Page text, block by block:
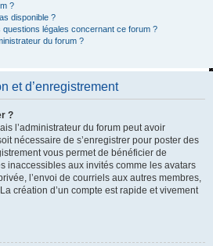
?
disponible ?
légales concernant ce forum ?
du forum ?
et d’enregistrement
?
l’administrateur du forum peut avoir
nécessaire de s’enregistrer pour poster des
vous permet de bénéficier de
inaccessibles aux invités comme les avatars
l’envoi de courriels aux autres membres,
création d’un compte est rapide et vivement